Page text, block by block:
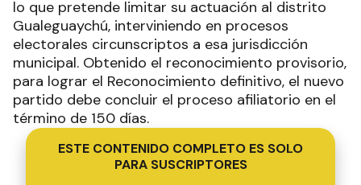
lo que pretende limitar su actuación al distrito
Gualeguaychú, interviniendo en procesos
electorales circunscriptos a esa jurisdicción
municipal. Obtenido el reconocimiento provisorio,
para lograr el Reconocimiento definitivo, el nuevo
partido debe concluir el proceso afiliatorio en el
término de 150 días.
ESTE CONTENIDO COMPLETO ES SOLO
PARA SUSCRIPTORES